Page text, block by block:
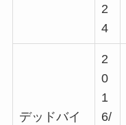
2
4
デッドバイ
2
0
1
6/